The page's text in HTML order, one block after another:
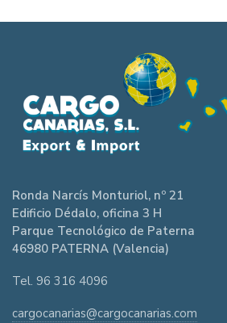
Ronda Narcís Monturiol, nº 21
Edificio Dédalo, oficina 3 H
Parque Tecnológico de Paterna
46980 PATERNA (Valencia)
Tel. 96 316 4096
cargocanarias@cargocanarias.com